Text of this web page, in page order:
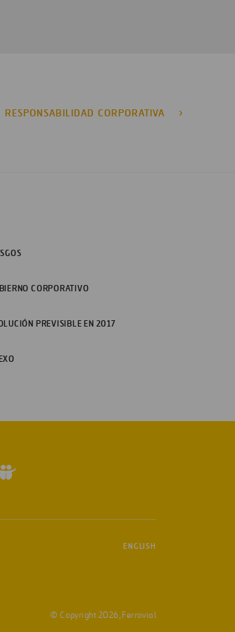
RESPONSABILIDAD CORPORATIVA
CORPORATIVO
PREVISIBLE EN 2017
ENGLISH
© Copyright 2026, Ferrovial